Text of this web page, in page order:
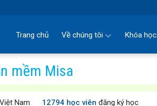
Trang chủ Về chúng tôi Khóa học
mềm Misa
Nam 12794 học viên đăng ký học